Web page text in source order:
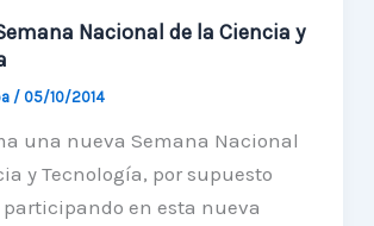
Nacional de la Ciencia y
/ 05/10/2014
una nueva Semana Nacional
y Tecnología, por supuesto
participando en esta nueva